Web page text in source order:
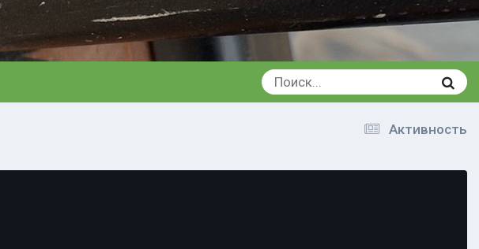
Активность